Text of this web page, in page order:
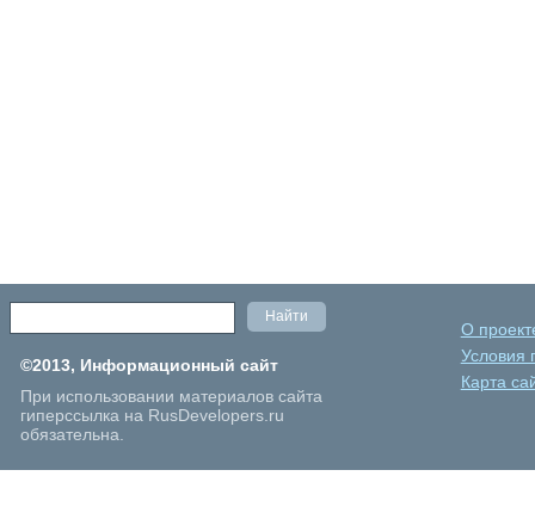
©2013, Информационный сайт
При использовании материалов сайта
гиперссылка на RusDevelopers.ru
обязательна.
О
Условия
Карта